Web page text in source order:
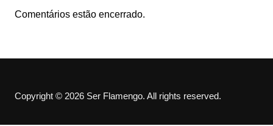
Comentários estão encerrado.
Copyright © 2026 Ser Flamengo. All rights reserved.